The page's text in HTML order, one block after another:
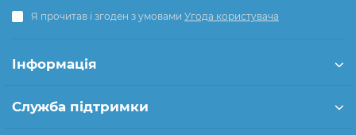
Я прочитав і згоден з умовами Угода користувача
Інформація
Служба підтримки